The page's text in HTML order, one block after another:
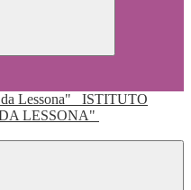
ISTITUTO
LESSONA"